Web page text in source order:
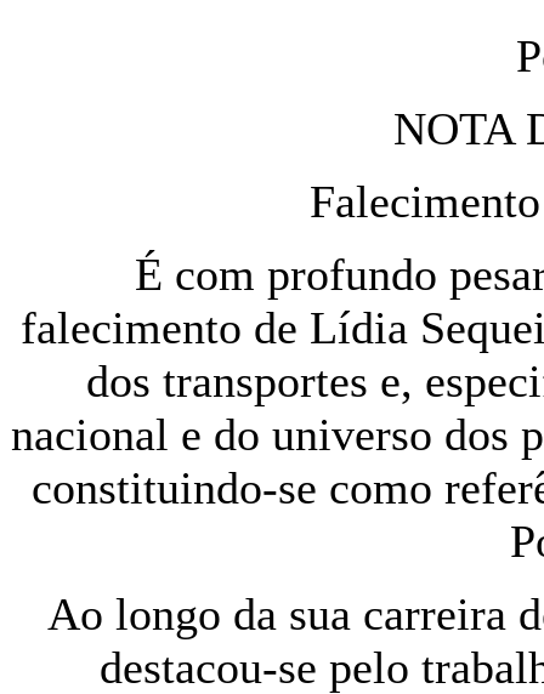
NOTA
É com profundo
falecimento de Lídia
dos transportes e,
nacional e do universo dos
constituindo-se como
Ao longo da sua carreira
destacou-se pelo